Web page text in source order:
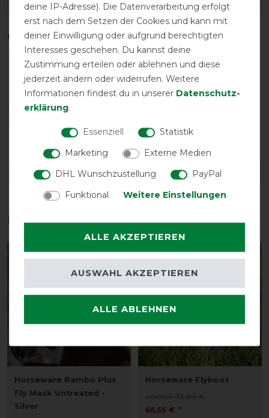
Qualitätsstufen
DETAILS ZUR PRODUKTSICHERHEIT
Das perfekte Zubehör für dich
-10%
Horseware Rambo Plus
Fly Mask Untreated -
Silver
-10%
Horseware Flyboot
vorher 73,95 €
66,55 € *
deine IP-Adresse). Die Datenverarbeitung erfolgt
erst nach dem Setzen der Cookies und kann mit
deiner Einwilligung oder aufgrund berechtigten
Interesses geschehen. Du kannst deine
Zustimmung erteilen oder ablehnen und diese
jederzeit ändern oder widerrufen. Weitere
Informationen findest du in unserer Daten­schutz­
erklärung.
Essenziell
Statistik
Marketing
Externe Medien
DHL Wunschzustellung
PayPal
Funktional
Weitere Einstellungen
ALLE AKZEPTIEREN
ALLE ABLEHNEN
AUSWAHL AKZEPTIEREN